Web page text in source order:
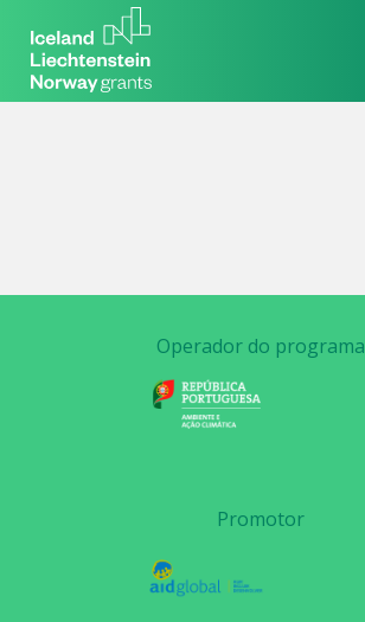
Operador do programa
Promotor